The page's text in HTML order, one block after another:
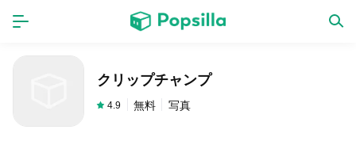
クリップチャンプ
4.9 無料 写真